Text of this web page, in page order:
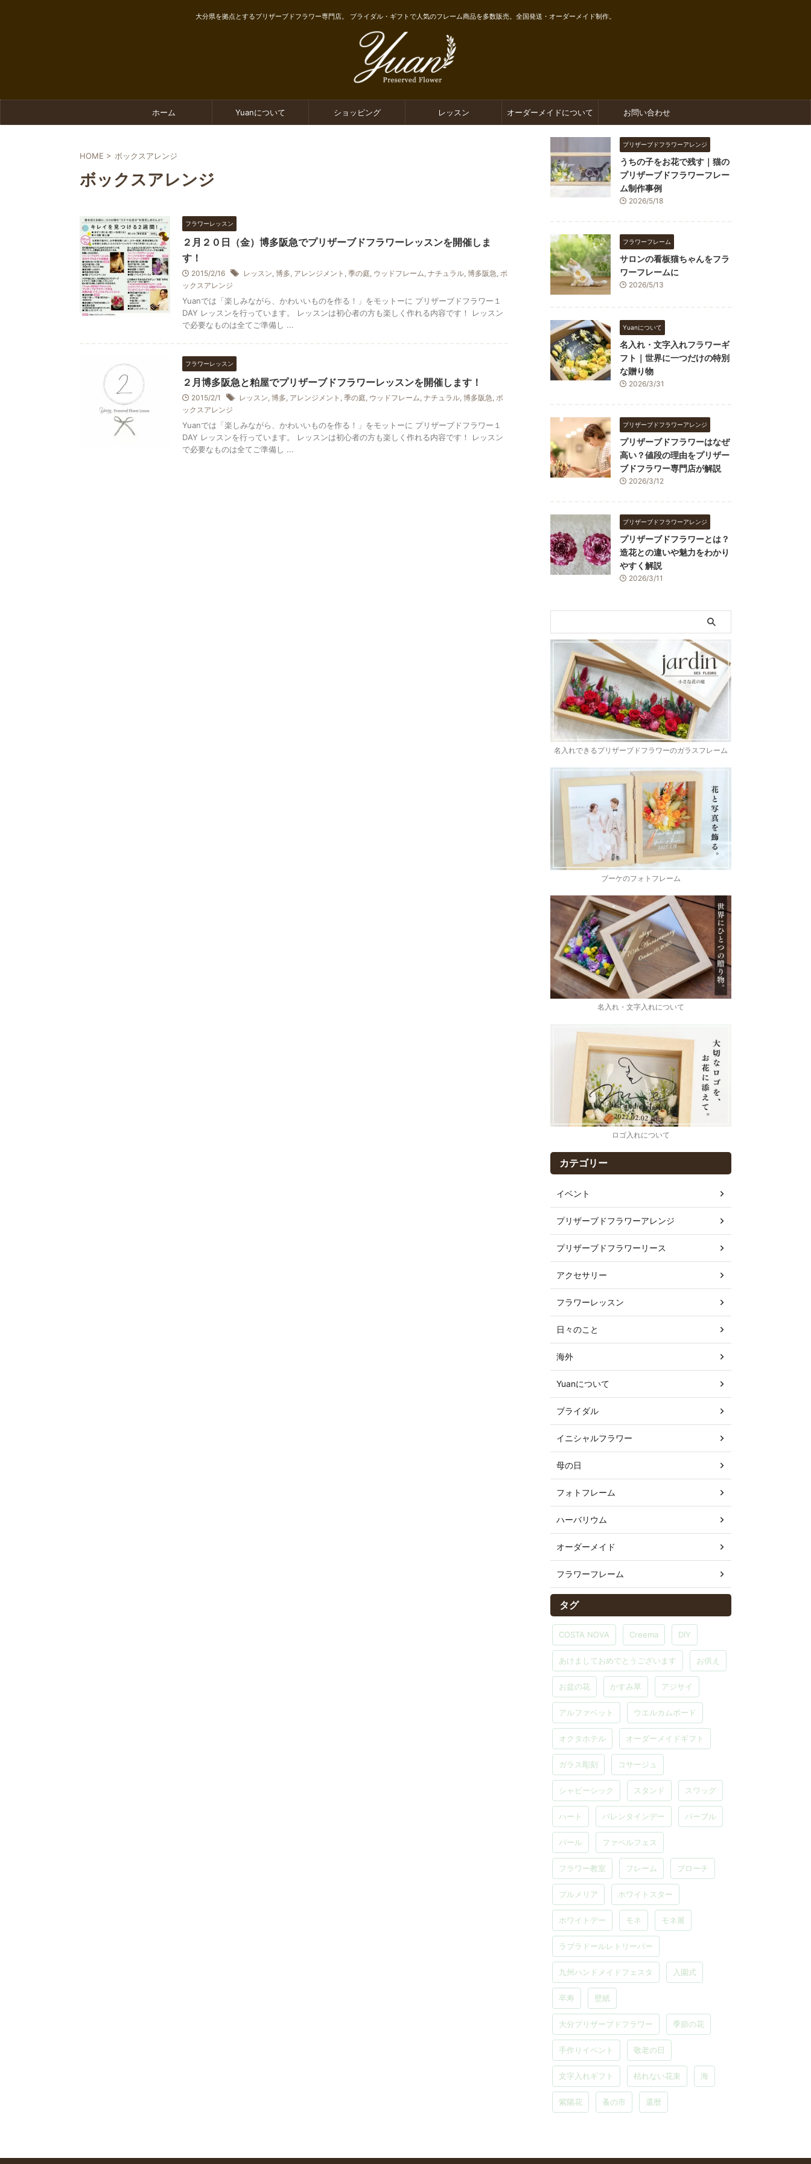
大分県を拠点とするプリザーブドフラワー専門店。 ブライダル・ギフトで人気のフレーム商品を多数販売。全国発送・オーダーメイド制作。
ホーム Yuanについて ショッピング レッスン オーダーメイドについて お問い合わせ
HOME > ボックスアレンジ
ボックスアレンジ
フラワーレッスン
２月２０日（金）博多阪急でプリザーブドフラワーレッスンを開催しま
す！
2015/2/16 レッスン 博多 アレンジメント 季の庭 ウッドフレーム ナチュラル 博多阪急 ボ
ックスアレンジ
Yuanでは「楽しみながら、かわいいものを作る！」をモットーに プリザーブドフラワー１
DAY レッスンを行っています。 レッスンは初心者の方も楽しく作れる内容です！ レッスン
で必要なものは全てご準備し ...
フラワーレッスン
２月博多阪急と粕屋でプリザーブドフラワーレッスンを開催します！
2015/2/1 レッスン 博多 アレンジメント 季の庭 ウッドフレーム ナチュラル 博多阪急 ボ
ックスアレンジ
Yuanでは「楽しみながら、かわいいものを作る！」をモットーに プリザーブドフラワー１
DAY レッスンを行っています。 レッスンは初心者の方も楽しく作れる内容です！ レッスン
で必要なものは全てご準備し ...
プリザーブドフラワーアレンジ
うちの子をお花で残す｜猫の
プリザーブドフラワーフレー
ム制作事例
2026/5/18
フラワーフレーム
サロンの看板猫ちゃんをフラ
ワーフレームに
2026/5/13
Yuanについて
名入れ・文字入れフラワーギ
フト｜世界に一つだけの特別
な贈り物
2026/3/31
プリザーブドフラワーアレンジ
プリザーブドフラワーはなぜ
高い？値段の理由をプリザー
ブドフラワー専門店が解説
2026/3/12
プリザーブドフラワーアレンジ
プリザーブドフラワーとは？
造花との違いや魅力をわかり
やすく解説
2026/3/11
名入れできるプリザーブドフラワーのガラスフレーム
ブーケのフォトフレーム
名入れ・文字入れについて
ロゴ入れについて
カテゴリー
イベント
プリザーブドフラワーアレンジ
プリザーブドフラワーリース
アクセサリー
フラワーレッスン
日々のこと
海外
Yuanについて
ブライダル
イニシャルフラワー
母の日
フォトフレーム
ハーバリウム
オーダーメイド
フラワーフレーム
タグ
COSTA NOVA Creema DIY
あけましておめでとうございます お供え
お盆の花 かすみ草 アジサイ
アルファベット ウエルカムボード
オクタホテル オーダーメイドギフト
ガラス彫刻 コサージュ
シャビーシック スタンド スワッグ
ハート バレンタインデー パープル
パール ファベルフェス
フラワー教室 フレーム ブローチ
プルメリア ホワイトスター
ホワイトデー モネ モネ展
ラブラドールレトリーバー
九州ハンドメイドフェスタ 入園式
卒寿 壁紙
大分プリザーブドフラワー 季節の花
手作りイベント 敬老の日
文字入れギフト 枯れない花束 海
紫陽花 蚤の市 還暦